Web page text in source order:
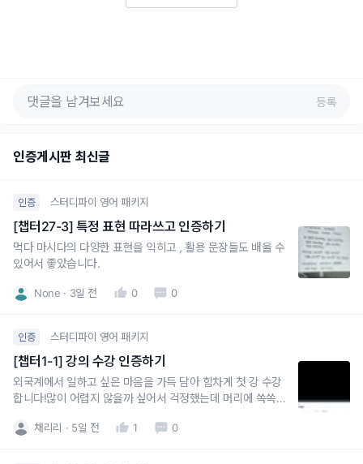
등록
인증게시판 최신글
인증 스터디파이 영어 패키지
[챕터27-3] 특정 표현 따라쓰고 인증하기
먹다 마시다의 다양한 표현을 익히고 , 활용 문장들도 배울 수
있어서 좋았습니다.
None 3일 전 0 0
인증 스터디파이 영어 패키지
[챕터1-1] 강의 수강 인증하기
외국계에서 일하고 싶은 마음을 가득 담아 힘차게 첫 강 수강
합니다!많이 어렵지 않을까 싶어서 걱정했는데 머리에 쏙쏙
채리리 5일 전 1 0